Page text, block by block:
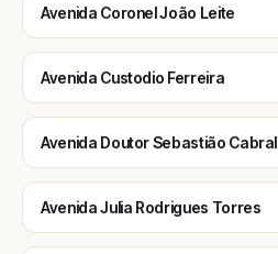
Avenida Coronel João Leite
Avenida Custodio Ferreira
Avenida Doutor Sebastião Cabral
Avenida Julia Rodrigues Torres